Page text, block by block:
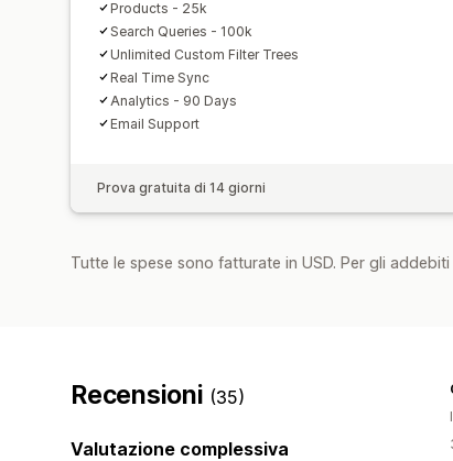
Products - 25k
Search Queries - 100k
Unlimited Custom Filter Trees
Real Time Sync
Analytics - 90 Days
Email Support
Prova gratuita di 14 giorni
Tutte le spese sono fatturate in USD. Per gli
Recensioni (35)
Valutazione complessiva